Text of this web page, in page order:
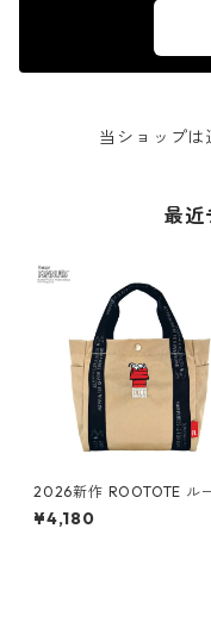
当ショップは
最近
2026新作 ROOTOTE ル
ート PEANUTS スヌーピ
LI 8504 IP.デリ.ピーナッ
¥4,180